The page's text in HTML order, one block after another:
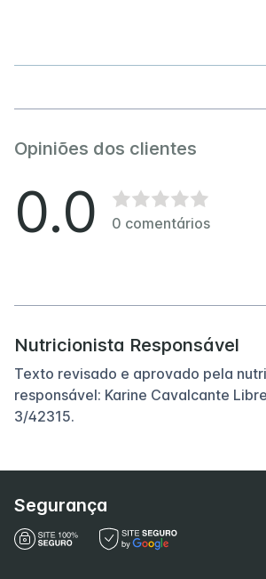
Opiniões dos clientes
0.0 0 comentários
Nutricionista Responsável
Texto revisado e aprovado pela
responsável: Karine Cavalcante
3/42315.
Segurança